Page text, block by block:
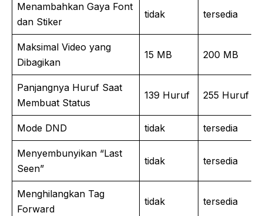
Menambahkan Gaya Font
dan Stiker
tidak tersedia
Maksimal Video yang
Dibagikan
15 MB 200 MB
Panjangnya Huruf Saat
Membuat Status
139 Huruf 255 Huruf
Mode DND tidak tersedia
Menyembunyikan “Last
Seen”
tidak tersedia
Menghilangkan Tag
Forward
tidak tersedia